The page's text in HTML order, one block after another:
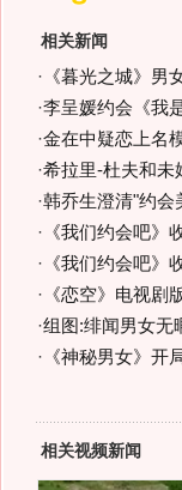
相关新闻
· 《暮光之城》男
·李呈媛约会《我
·金在中疑恋上名
·希拉里-杜夫和未
·韩乔生澄清"约会
· 《我们约会吧》
· 《我们约会吧》
· 《恋空》电视剧
·组图:绯闻男女无
· 《神秘男女》开
相关视频新闻